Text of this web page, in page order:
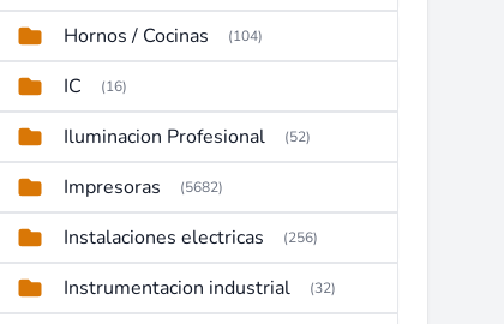
Hornos / Cocinas (104)
IC (16)
Iluminacion Profesional (52)
Impresoras (5682)
Instalaciones electricas (256)
Instrumentacion industrial (32)